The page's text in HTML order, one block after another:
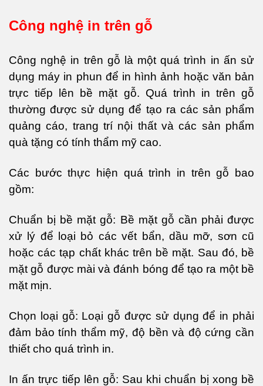
Công nghệ in trên gỗ
Công nghệ in trên gỗ là một quá trình in ấn sử
dụng máy in phun để in hình ảnh hoặc văn bản
trực tiếp lên bề mặt gỗ. Quá trình in trên gỗ
thường được sử dụng để tạo ra các sản phẩm
quảng cáo, trang trí nội thất và các sản phẩm
quà tặng có tính thẩm mỹ cao.
Các bước thực hiện quá trình in trên gỗ bao
gồm:
Chuẩn bị bề mặt gỗ: Bề mặt gỗ cần phải được
xử lý để loại bỏ các vết bẩn, dầu mỡ, sơn cũ
hoặc các tạp chất khác trên bề mặt. Sau đó, bề
mặt gỗ được mài và đánh bóng để tạo ra một bề
mặt mịn.
Chọn loại gỗ: Loại gỗ được sử dụng để in phải
đảm bảo tính thẩm mỹ, độ bền và độ cứng cần
thiết cho quá trình in.
In ấn trực tiếp lên gỗ: Sau khi chuẩn bị xong bề